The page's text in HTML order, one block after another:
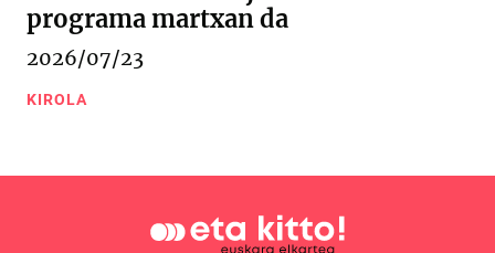
programa martxan da
2026/07/23
KIROLA